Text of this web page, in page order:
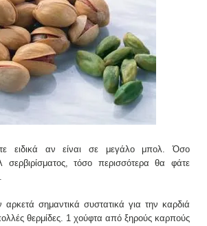
ειδικά αν είναι σε μεγάλο μπολ. Όσο
σερβιρίσματος, τόσο περισσότερα θα φάτε
αρκετά σημαντικά συστατικά για την καρδιά
θερμίδες. 1 χούφτα από ξηρούς καρπούς